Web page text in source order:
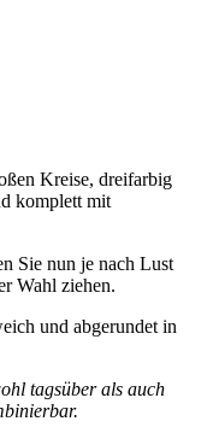
Kreise, dreifarbig
komplett mit
Sie nun je nach Lust
Wahl ziehen.
und abgerundet in
tagsüber als auch